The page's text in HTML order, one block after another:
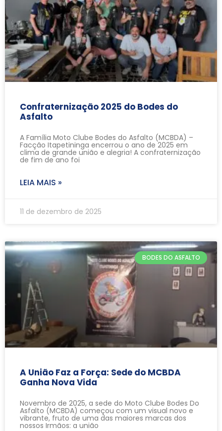
Confraternização 2025 do Bodes do
Asfalto
A Família Moto Clube Bodes do Asfalto (MCBDA) –
Facção Itapetininga encerrou o ano de 2025 em
clima de grande união e alegria! A confraternização
de fim de ano foi
LEIA MAIS »
11 de dezembro de 2025
BODES DO ASFALTO
A União Faz a Força: Sede do MCBDA
Ganha Nova Vida
Novembro de 2025, a sede do Moto Clube Bodes Do
Asfalto (MCBDA) começou com um visual novo e
vibrante, fruto de uma das maiores marcas dos
nossos Irmãos: a união